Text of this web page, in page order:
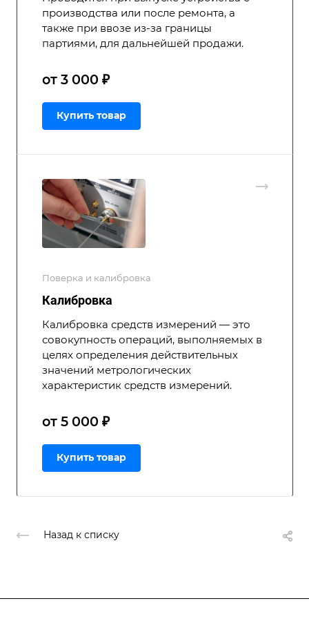
производства или после ремонта, а
также при ввозе из-за границы
партиями, для дальнейшей продажи.
от 3 000 ₽
Купить товар
Поверка и калибровка
Калибровка
Калибровка средств измерений — это
совокупность операций, выполняемых в
целях определения действительных
значений метрологических
характеристик средств измерений.
от 5 000 ₽
Купить товар
Назад к списку